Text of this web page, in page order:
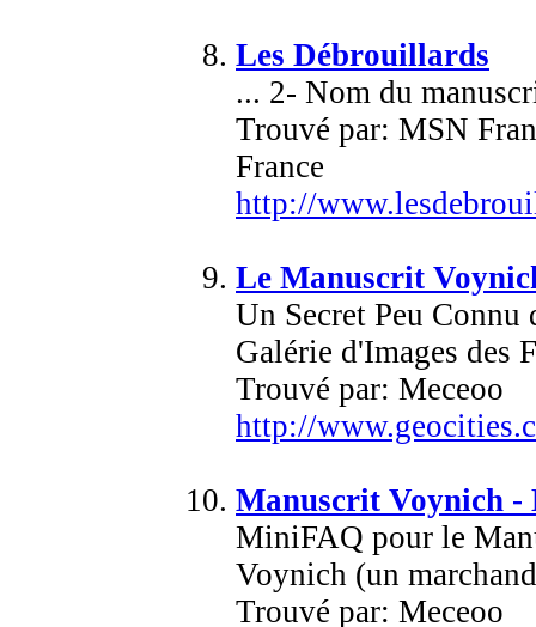
Les Débrouillards
... 2- Nom du
Trouvé par: MSN
France
http://
Le Manuscrit
Un Secret Peu
Galérie d'Images des
Trouvé par: Meceoo
http://
Manuscrit Voynich
Mini­FAQ pour le
Voynich (un
Trouvé par: Meceoo